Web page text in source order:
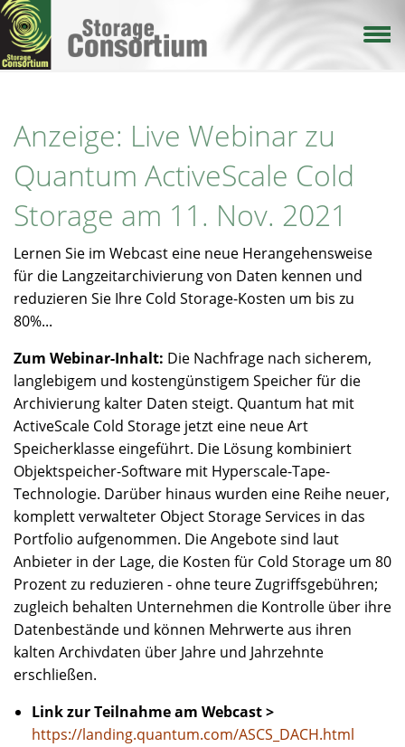
Direkt
zum
Inhalt
Anzeige: Live Webinar zu
Quantum ActiveScale Cold
Storage am 11. Nov. 2021
Lernen Sie im Webcast eine neue Herangehensweise
für die Langzeitarchivierung von Daten kennen und
reduzieren Sie Ihre Cold Storage-Kosten um bis zu
80%...
Zum Webinar-Inhalt: Die Nachfrage nach sicherem,
langlebigem und kostengünstigem Speicher für die
Archivierung kalter Daten steigt. Quantum hat mit
ActiveScale Cold Storage jetzt eine neue Art
Speicherklasse eingeführt. Die Lösung kombiniert
Objektspeicher-Software mit Hyperscale-Tape-
Technologie. Darüber hinaus wurden eine Reihe neuer,
komplett verwalteter Object Storage Services in das
Portfolio aufgenommen. Die Angebote sind laut
Anbieter in der Lage, die Kosten für Cold Storage um 80
Prozent zu reduzieren - ohne teure Zugriffsgebühren;
zugleich behalten Unternehmen die Kontrolle über ihre
Datenbestände und können Mehrwerte aus ihren
kalten Archivdaten über Jahre und Jahrzehnte
erschließen.
Link zur Teilnahme am Webcast >
https://landing.quantum.com/ASCS_DACH.html